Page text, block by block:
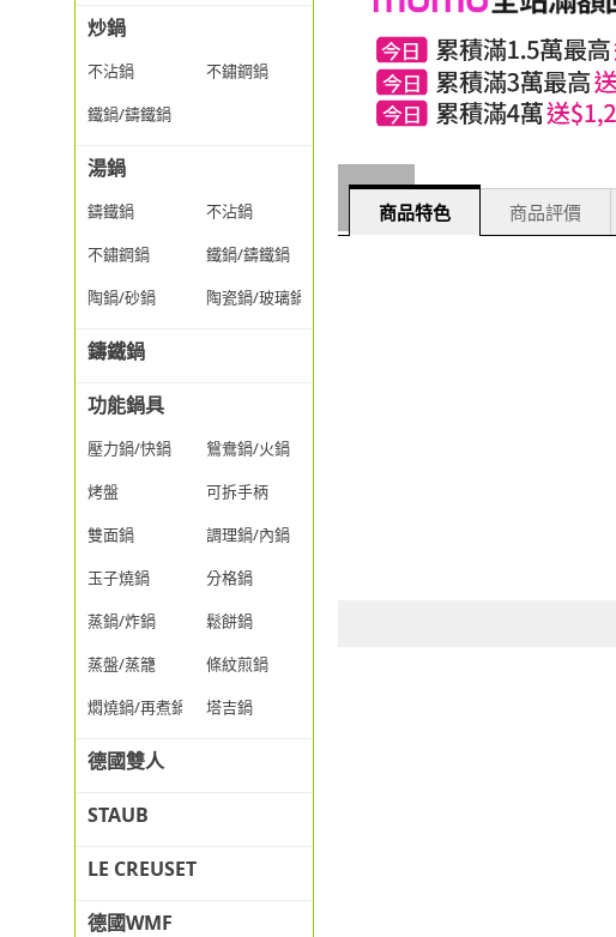
炒鍋
不沾鍋
不鏽鋼鍋
鐵鍋/鑄鐵鍋
湯鍋
鑄鐵鍋
不沾鍋
不鏽鋼鍋
鐵鍋/鑄鐵鍋
陶鍋/砂鍋
陶瓷鍋/玻璃鍋/透明鍋
鑄鐵鍋
功能鍋具
壓力鍋/快鍋
鴛鴦鍋/火鍋
烤盤
可拆手柄
雙面鍋
調理鍋/內鍋
玉子燒鍋
分格鍋
蒸鍋/炸鍋
鬆餅鍋
蒸盤/蒸籠
條紋煎鍋
燜燒鍋/再煮鍋
塔吉鍋
德國雙人
STAUB
LE CREUSET
德國WMF
商品特色 商品評價